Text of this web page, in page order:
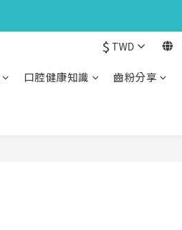
$ TWD
口腔健康知識
齒粉分享